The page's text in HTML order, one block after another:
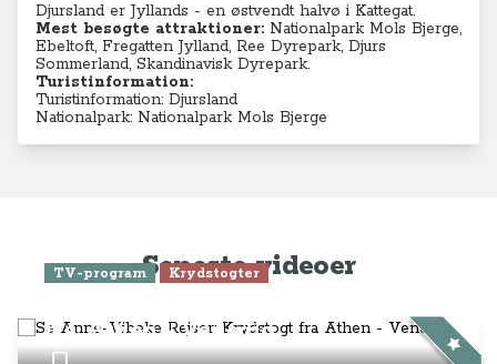
Djursland er Jyllands - en østvendt halvø i Kattegat.
Mest besøgte attraktioner: Nationalpark Mols Bjerge,
Ebeltoft, Fregatten Jylland, Ree Dyrepark, Djurs
Sommerland, Skandinavisk Dyrepark.
Turistinformation:
Turistinformation: Djursland
Nationalpark: Nationalpark Mols Bjerge
Seneste videoer
TV-program Krydstogter
fra Athen - Venedig